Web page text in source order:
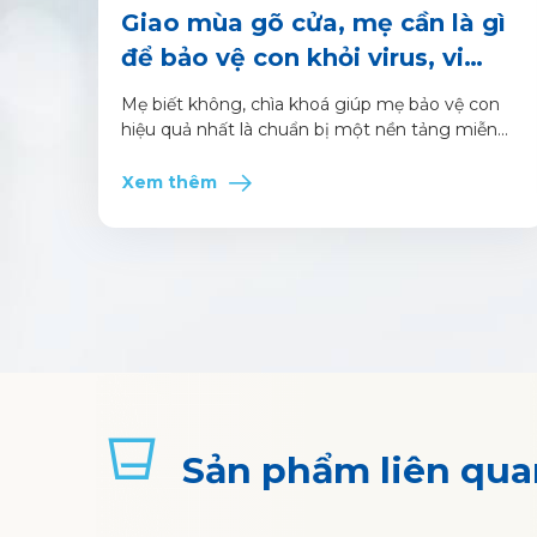
Giao mùa gõ cửa, mẹ cần là gì
để bảo vệ con khỏi virus, vi
khuẩn?
Mẹ biết không, chìa khoá giúp mẹ bảo vệ con
hiệu quả nhất là chuẩn bị một nền tảng miễn
trội cả thể chất và trí tuệ.
Xem thêm
Sản phẩm liên